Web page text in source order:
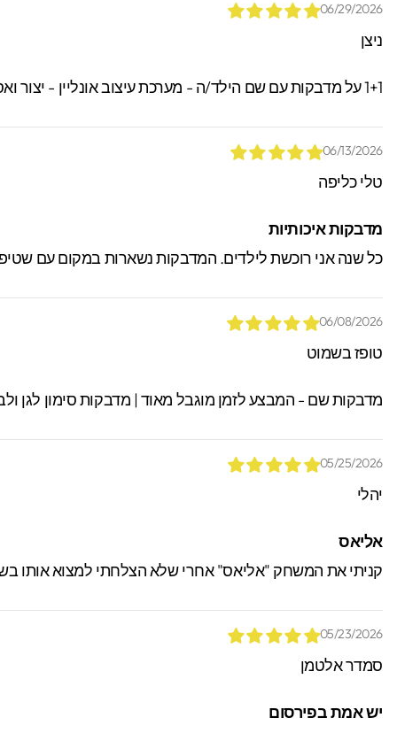
06/29/2026
ניצן
1+1 על מדבקות עם שם הילד/ה - מערכת עיצוב אונליין - יצור ואספקה מהירים עם שליח עד הבית! תקף גם על שמות ודגמים שונים! קוד הנחה " 1234 "
06/13/2026
טלי כליפה
מדבקות איכותיות
כל שנה אני רוכשת לילדים. המדבקות נשארות במקום עם
06/08/2026
טופז בשמוט
מדבקות שם - המבצע לזמן מוגבל מאוד | מדבקות סימון לגן
05/25/2026
יהלי
אליאס
קניתי את המשחק "אליאס" אחרי שלא הצלחתי למצוא אותו
05/23/2026
סמדר אלטמן
יש אמת בפירסום